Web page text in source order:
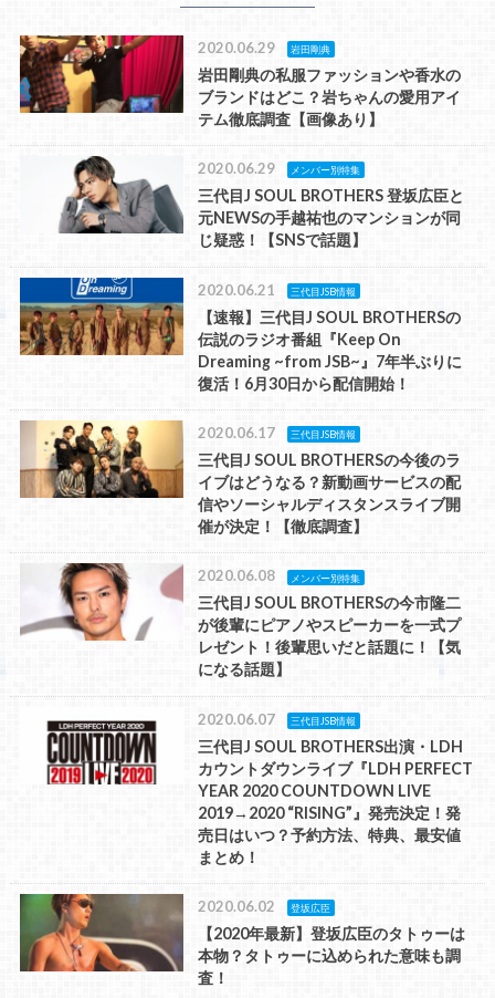
2020.06.29 岩田剛典
岩田剛典の私服ファッションや香水の
ブランドはどこ？岩ちゃんの愛用アイ
テム徹底調査【画像あり】
2020.06.29 メンバー別特集
三代目J SOUL BROTHERS 登坂広臣と
元NEWSの手越祐也のマンションが同
じ疑惑！【SNSで話題】
2020.06.21 三代目JSB情報
【速報】三代目J SOUL BROTHERSの
伝説のラジオ番組『Keep On
Dreaming ~from JSB~』7年半ぶりに
復活！6月30日から配信開始！
2020.06.17 三代目JSB情報
三代目J SOUL BROTHERSの今後のラ
イブはどうなる？新動画サービスの配
信やソーシャルディスタンスライブ開
催が決定！【徹底調査】
2020.06.08 メンバー別特集
三代目J SOUL BROTHERSの今市隆二
が後輩にピアノやスピーカーを一式プ
レゼント！後輩思いだと話題に！【気
になる話題】
2020.06.07 三代目JSB情報
三代目J SOUL BROTHERS出演・LDH
カウントダウンライブ『LDH PERFECT
YEAR 2020 COUNTDOWN LIVE
2019→2020 “RISING”』発売決定！発
売日はいつ？予約方法、特典、最安値
まとめ！
2020.06.02 登坂広臣
【2020年最新】登坂広臣のタトゥーは
本物？タトゥーに込められた意味も調
査！